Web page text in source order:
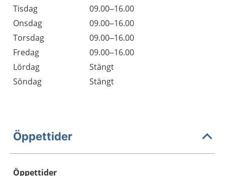
Tisdag
09.00–16.00
Onsdag
09.00–16.00
Torsdag
09.00–16.00
Fredag
09.00–16.00
Lördag
Stängt
Söndag
Stängt
Öppettider
Öppettider